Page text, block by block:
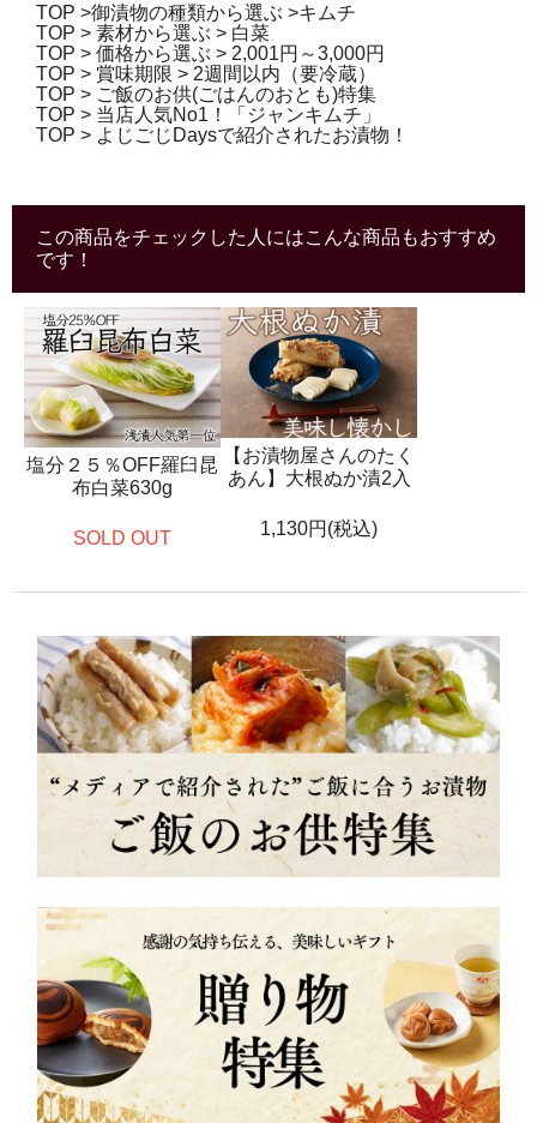
TOP >御漬物の種類から選ぶ >キムチ
TOP > 素材から選ぶ > 白菜
TOP > 価格から選ぶ > 2,001円～3,000円
TOP > 賞味期限 > 2週間以内（要冷蔵）
TOP > ご飯のお供(ごはんのおとも)特集
TOP > 当店人気No1！「ジャンキムチ」
TOP > よじごじDaysで紹介されたお漬物！
この商品をチェックした人にはこんな商品もおすすめ
です！
塩分２５％OFF羅臼昆
布白菜630g
SOLD OUT
【お漬物屋さんのたく
あん】大根ぬか漬2入
1,130円(税込)